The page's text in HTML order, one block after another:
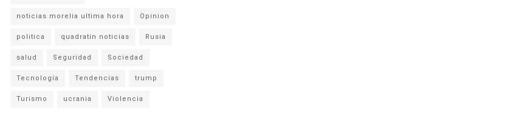
noticias morelia ultima hora Opinion
politica quadratin noticias Rusia
salud Seguridad Sociedad
Tecnología Tendencias trump
Turismo ucrania Violencia